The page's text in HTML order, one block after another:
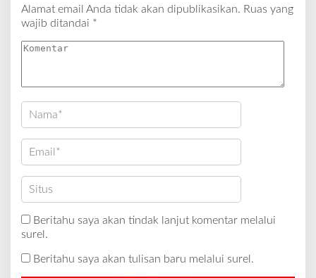
Alamat email Anda tidak akan dipublikasikan. Ruas yang
wajib ditandai *
Beritahu saya akan tindak lanjut komentar melalui
surel.
Beritahu saya akan tulisan baru melalui surel.